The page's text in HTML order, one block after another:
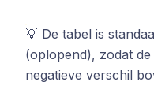
💡 De tabel is
(oplopend), zodat
negatieve verschil